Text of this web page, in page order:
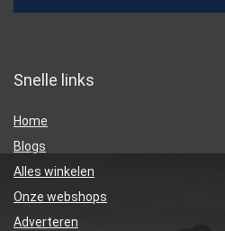
Snelle links
Home
Blogs
Alles winkelen
Onze webshops
Adverteren